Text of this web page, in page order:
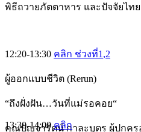
พิธีถวายภัตตาหาร และปัจจัยไท
12:20-13:30 คลิก ช่วงที่1 ,2
ผู้ออกแบบชีวิต (Rerun)
“ถึงฝั่งฝัน…วันที่แม่รอคอย“
คุณปัญจารัตน์ กาละบุตร ผู้ปกคร
13:30-14:00คลิก